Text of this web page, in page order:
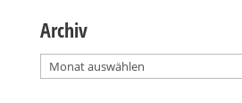
Archiv
Archiv